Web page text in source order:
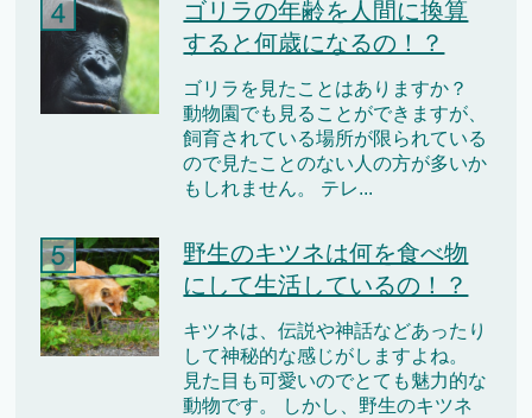
ゴリラの年齢を人間に換算
すると何歳になるの！？
ゴリラを見たことはありますか？
動物園でも見ることができますが、
飼育されている場所が限られている
ので見たことのない人の方が多いか
もしれません。 テレ...
野生のキツネは何を食べ物
にして生活しているの！？
キツネは、伝説や神話などあったり
して神秘的な感じがしますよね。
見た目も可愛いのでとても魅力的な
動物です。 しかし、野生のキツネ